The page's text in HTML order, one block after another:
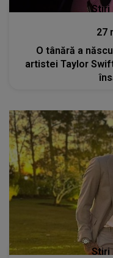
Stiri
27
O tânără a născut în timpul
artistei Taylor
Stiri